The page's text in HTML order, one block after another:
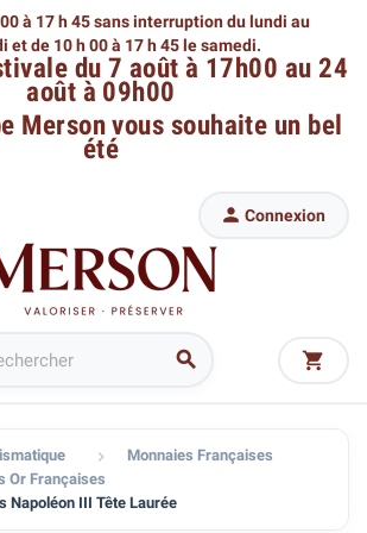
à 17 h 45 sans interruption du lundi au
et de 10 h 00 à 17 h 45 le samedi.
du 7 août à 17h00 au 24
août à 09h00
Mersonvous souhaite un bel
été

 Connexion

 Monnaies Françaises
Or Françaises
Napoléon III Tête Laurée